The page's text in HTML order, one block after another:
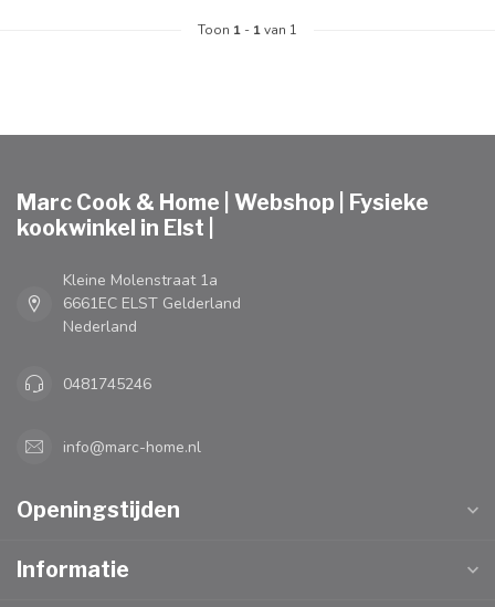
Toon 1 - 1van 1
Marc Cook & Home | Webshop | Fysieke
kookwinkel in Elst |
Kleine Molenstraat 1a
6661EC ELST Gelderland
Nederland
0481745246
info@marc-home.nl
Openingstijden
Informatie